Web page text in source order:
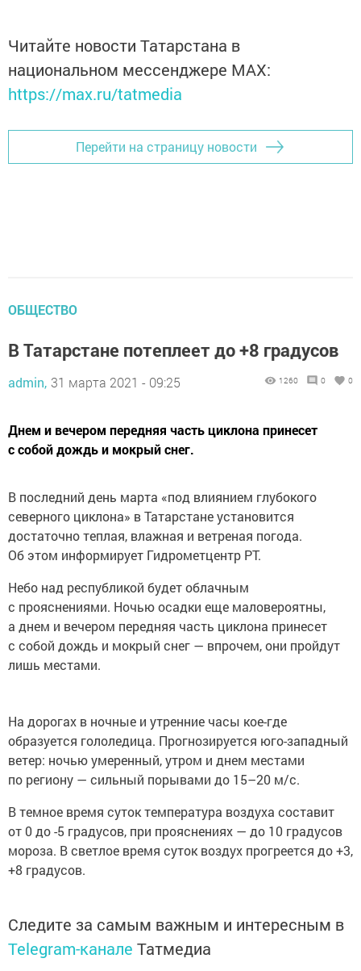
Читайте новости Татарстана в
национальном мессенджере MАХ:
https://max.ru/tatmedia
Перейти на страницу новости
ОБЩЕСТВО
В Татарстане потеплеет до +8 градусов
admin, 31 марта 2021 - 09:25 1260 0 0
Днем и вечером передняя часть циклона принесет
с собой дождь и мокрый снег.
В последний день марта «под влиянием глубокого
северного циклона» в Татарстане установится
достаточно теплая, влажная и ветреная погода.
Об этом информирует Гидрометцентр РТ.
Небо над республикой будет облачным
с прояснениями. Ночью осадки еще маловероятны,
а днем и вечером передняя часть циклона принесет
с собой дождь и мокрый снег — впрочем, они пройдут
лишь местами.
На дорогах в ночные и утренние часы кое-где
образуется гололедица. Прогнозируется юго-западный
ветер: ночью умеренный, утром и днем местами
по региону — сильный порывами до 15–20 м/с.
В темное время суток температура воздуха составит
от 0 до -5 градусов, при прояснениях — до 10 градусов
мороза. В светлое время суток воздух прогреется до +3,
+8 градусов.
Следите за самым важным и интересным в
Telegram-канале Татмедиа